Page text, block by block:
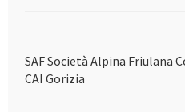
SAF Società Alpina Friulana
CAI Gorizia